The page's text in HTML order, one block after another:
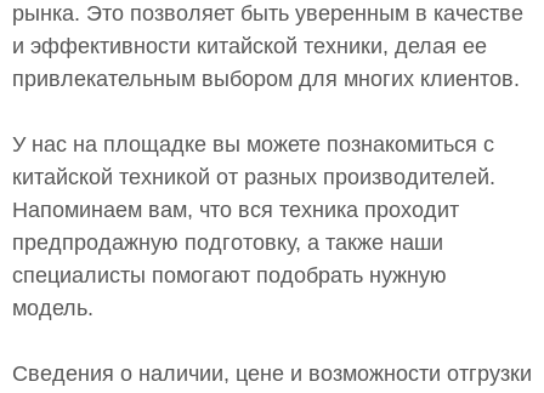
рынка. Это позволяет быть уверенным в качестве
и эффективности китайской техники, делая ее
привлекательным выбором для многих клиентов.
У нас на площадке вы можете познакомиться с
китайской техникой от разных производителей.
Напоминаем вам, что вся техника проходит
предпродажную подготовку, а также наши
специалисты помогают подобрать нужную
модель.
Сведения о наличии, цене и возможности отгрузки